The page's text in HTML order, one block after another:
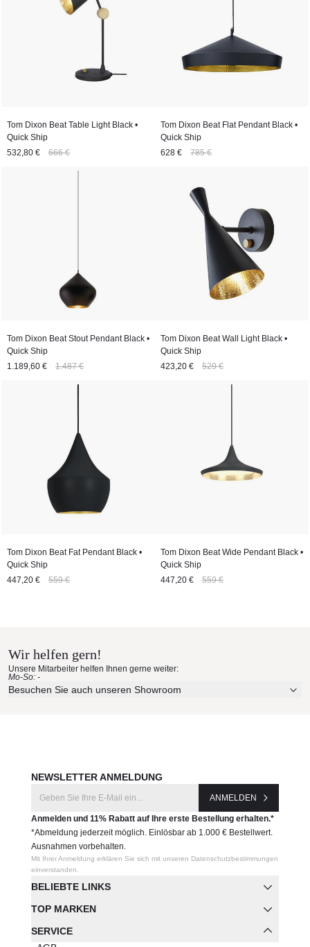
Tom Dixon Beat Table Light Black •
Quick Ship
532,80 €
666 €
Tom Dixon Beat Flat Pendant Black •
Quick Ship
628 €
785 €
Tom Dixon Beat Stout Pendant Black •
Quick Ship
1.189,60 €
1.487 €
Tom Dixon Beat Wall Light Black •
Quick Ship
423,20 €
529 €
Tom Dixon Beat Fat Pendant Black •
Quick Ship
447,20 €
559 €
Tom Dixon Beat Wide Pendant Black •
Quick Ship
447,20 €
559 €
Wir helfen gern!
Unsere Mitarbeiter helfen Ihnen gerne weiter:
Mo-So: -
Besuchen Sie auch unseren Showroom
BELIEBTE LINKS
TOP MARKEN
SERVICE
NEWSLETTER ANMELDUNG
ANMELDEN
Anmelden und 11% Rabatt auf Ihre erste Bestellung erhalten.*
*Abmeldung jederzeit möglich. Einlösbar ab 1.000 € Bestellwert.
Ausnahmen vorbehalten.
Mit Ihrer Anmeldung erklären Sie sich mit unseren Datenschutzbestimmungen
einverstanden.